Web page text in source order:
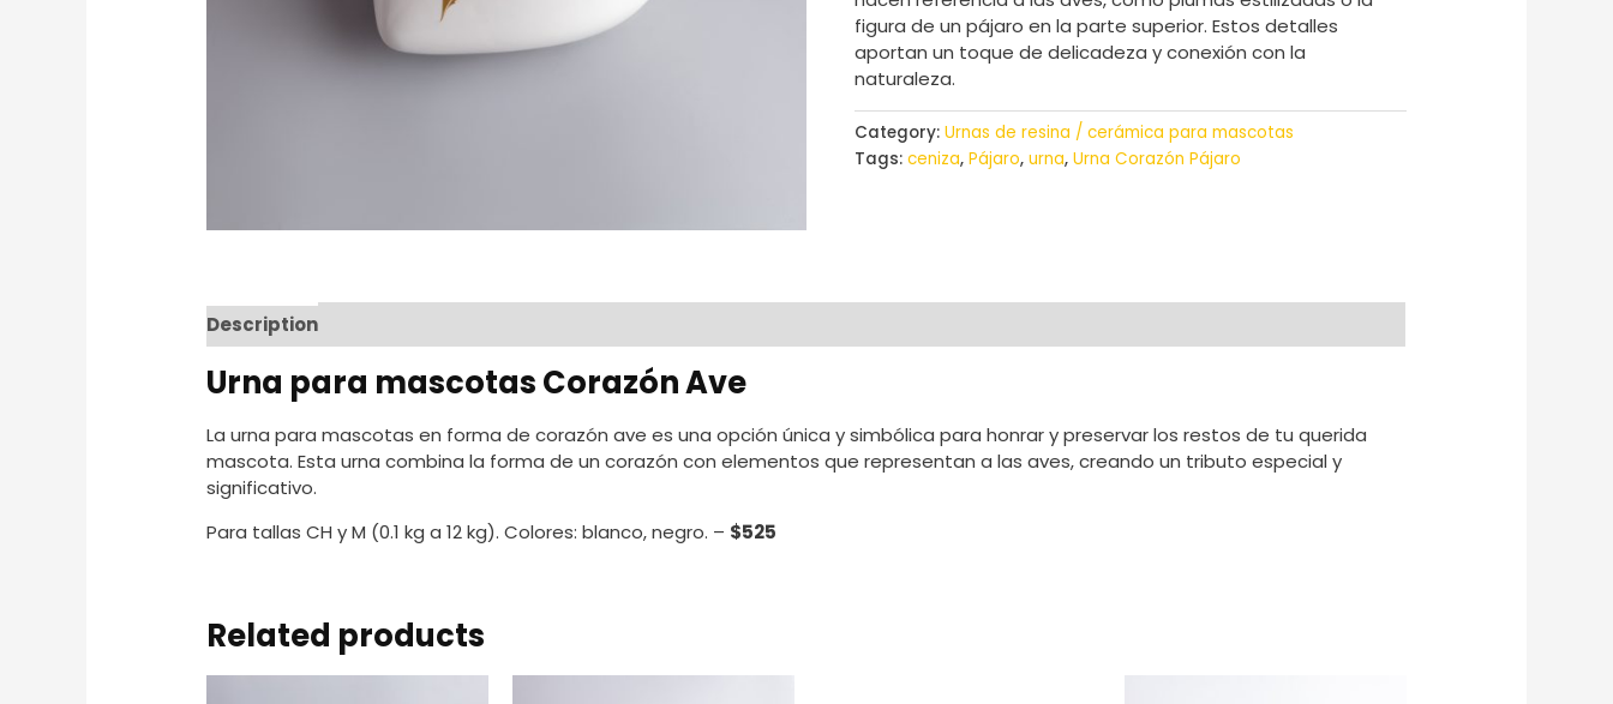
figura de un pájaro en la parte superior. Estos detalles
aportan un toque de delicadeza y conexión con la
naturaleza.
Category: Urnas de resina / cerámica para mascotas
Tags: ceniza, Pájaro, urna, Urna Corazón Pájaro
Description
Urna para mascotas Corazón Ave
La urna para mascotas en forma de corazón ave es una opción única y simbólica para honrar y preservar los restos de tu querida
mascota. Esta urna combina la forma de un corazón con elementos que representan a las aves, creando un tributo especial y
significativo.
Para tallas CH y M (0.1 kg a 12 kg). Colores: blanco, negro. – $525
Related products